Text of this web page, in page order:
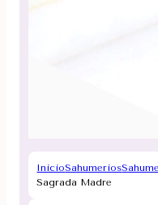
InicioSahumerios
Sagrada Madre